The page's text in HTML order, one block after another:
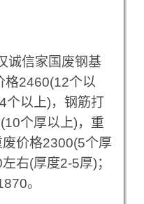
诚信家国废钢基
格2460(12个以
个以上)，钢筋打
个厚以上)，重
价格2300(5个厚
右(厚度2-5厚)；
。